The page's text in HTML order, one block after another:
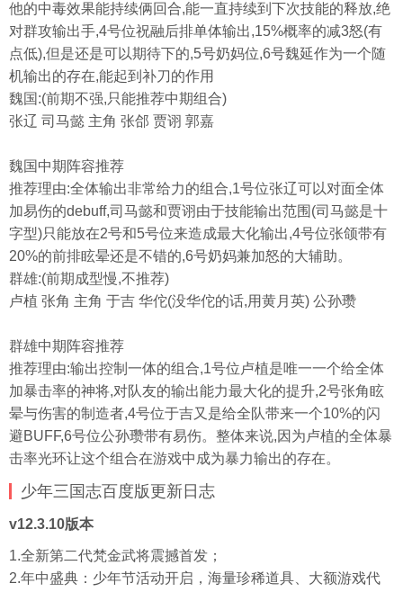
他的中毒效果能持续俩回合,能一直持续到下次技能的释放,绝
对群攻输出手,4号位祝融后排单体输出,15%概率的减3怒(有
点低),但是还是可以期待下的,5号奶妈位,6号魏延作为一个随
机输出的存在,能起到补刀的作用
魏国:(前期不强,只能推荐中期组合)
张辽 司马懿 主角 张郃 贾诩 郭嘉
魏国中期阵容推荐
推荐理由:全体输出非常给力的组合,1号位张辽可以对面全体
加易伤的debuff,司马懿和贾诩由于技能输出范围(司马懿是十
字型)只能放在2号和5号位来造成最大化输出,4号位张颌带有
20%的前排眩晕还是不错的,6号奶妈兼加怒的大辅助。
群雄:(前期成型慢,不推荐)
卢植 张角 主角 于吉 华佗(没华佗的话,用黄月英) 公孙瓒
群雄中期阵容推荐
推荐理由:输出控制一体的组合,1号位卢植是唯一一个给全体
加暴击率的神将,对队友的输出能力最大化的提升,2号张角眩
晕与伤害的制造者,4号位于吉又是给全队带来一个10%的闪
避BUFF,6号位公孙瓒带有易伤。整体来说,因为卢植的全体暴
击率光环让这个组合在游戏中成为暴力输出的存在。
少年三国志百度版更新 日志
v12.3.10版本
1.全新第二代梵金武将震撼首发；
2.年中盛典：少年节活动开启，海量珍稀道具、大额游戏代